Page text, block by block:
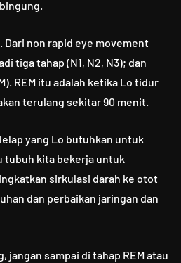
non rapid eye movement
tiga tahap (N1, N2, N3); dan
REM itu adalah ketika Lo tidur
terulang sekitar 90 menit.
yang Lo butuhkan untuk
tubuh kita bekerja untuk
sirkulasi darah ke otot
dan perbaikan jaringan dan
jangan sampai di tahap REM atau